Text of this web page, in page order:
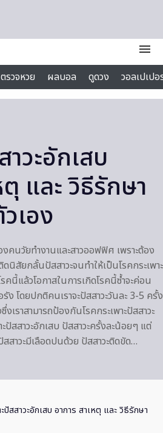
menu
ตรวจหวย ผลบอล ดูดวง
วอลเปเป
าวะอักเสบ
ตุ และ วิธีรักษา
เอง
งคนวัยทำงานและสาวออฟฟิศ เพราะต้อง
นิสัยกลั้นปัสสาวะจนทำให้เป็นโรคกระเพาะ
คนี้แล้วโอกาสในการเกิดโรคนี้ซ้ำจะค่อน
ง โดยปกติคนเราจะปัสสาวะวันละ 3-5 ครั้ง
เราสามารถป้องกันโรคกระเพาะปัสสาวะ
ปัสสาวะอักเสบ ปัสสาวะครั้งละน้อยๆ แต่
สาวะมีเลือดปนด้วย ปัสสาวะติดขัด…
ปัสสาวะอักเสบ อาการ สาเหตุ และ วิธีรักษา